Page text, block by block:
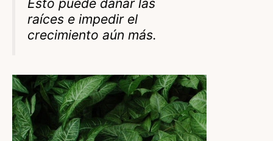
Esto puede dañar las
raíces e impedir el
crecimiento aún más.